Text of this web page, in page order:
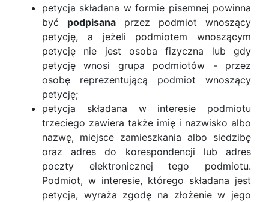
petycja składana w formie pisemnej powinna
być podpisana przez podmiot wnoszący
petycję, a jeżeli podmiotem wnoszącym
petycję nie jest osoba fizyczna lub gdy
petycję wnosi grupa podmiotów - przez
osobę reprezentującą podmiot wnoszący
petycję;
petycja składana w interesie podmiotu
trzeciego zawiera także imię i nazwisko albo
nazwę, miejsce zamieszkania albo siedzibę
oraz adres do korespondencji lub adres
poczty elektronicznej tego podmiotu.
Podmiot, w interesie, którego składana jest
petycja, wyraża zgodę na złożenie w jego